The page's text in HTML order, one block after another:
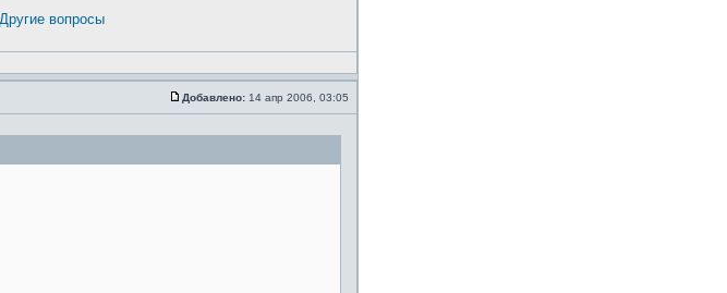
Другие вопросы
Добавлено: 14 апр 2006, 03:05